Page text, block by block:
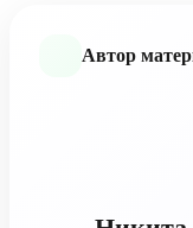
Автор